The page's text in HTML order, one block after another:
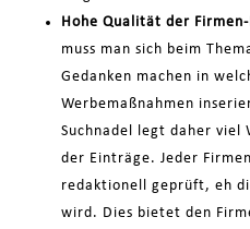
Hohe Qualität der
muss man sich beim
Gedanken machen in
Werbemaßnahmen
Suchnadel legt daher viel
der Einträge. Jeder
redaktionell geprüft, eh
wird. Dies bietet den